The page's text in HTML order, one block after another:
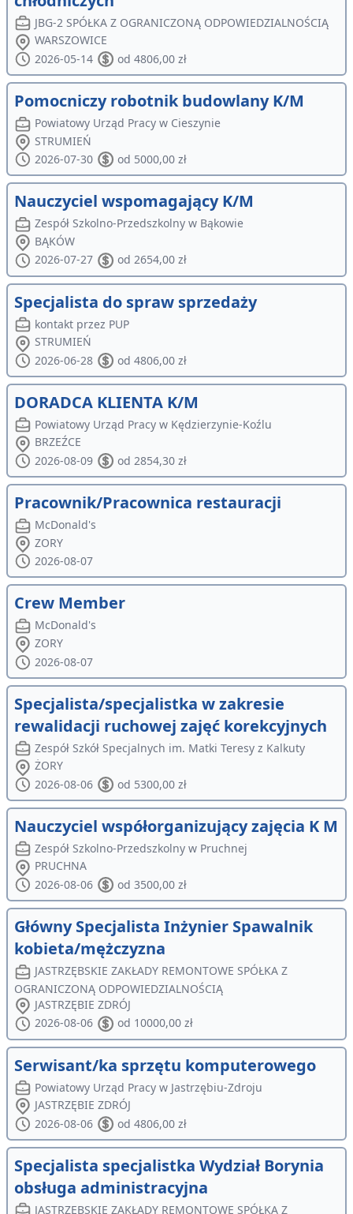
JBG-2 SPÓŁKA Z OGRANICZONĄ ODPOWIEDZIALNOŚCIĄ
WARSZOWICE
2026-05-14
od 4806,00 zł
Pomocniczy robotnik budowlany K/M
Powiatowy Urząd Pracy w Cieszynie
STRUMIEŃ
2026-07-30
od 5000,00 zł
Nauczyciel wspomagający K/M
Zespół Szkolno-Przedszkolny w Bąkowie
BĄKÓW
2026-07-27
od 2654,00 zł
Specjalista do spraw sprzedaży
kontakt przez PUP
STRUMIEŃ
2026-06-28
od 4806,00 zł
DORADCA KLIENTA K/M
Powiatowy Urząd Pracy w Kędzierzynie-Koźlu
BRZEŹCE
2026-08-09
od 2854,30 zł
Pracownik/Pracownica restauracji
McDonald's
ZORY
2026-08-07
Crew Member
McDonald's
ZORY
2026-08-07
Specjalista/specjalistka w zakresie
rewalidacji ruchowej zajęć korekcyjnych
Zespół Szkół Specjalnych im. Matki Teresy z Kalkuty
ŻORY
2026-08-06
od 5300,00 zł
Nauczyciel współorganizujący zajęcia K M
Zespół Szkolno-Przedszkolny w Pruchnej
PRUCHNA
2026-08-06
od 3500,00 zł
Główny Specjalista Inżynier Spawalnik
kobieta/mężczyzna
JASTRZĘBSKIE ZAKŁADY REMONTOWE SPÓŁKA Z
OGRANICZONĄ ODPOWIEDZIALNOŚCIĄ
JASTRZĘBIE ZDRÓJ
2026-08-06
od 10000,00 zł
Serwisant/ka sprzętu komputerowego
Powiatowy Urząd Pracy w Jastrzębiu-Zdroju
JASTRZĘBIE ZDRÓJ
2026-08-06
od 4806,00 zł
Specjalista specjalistka Wydział Borynia
obsługa administracyjna
JASTRZĘBSKIE ZAKŁADY REMONTOWE SPÓŁKA Z